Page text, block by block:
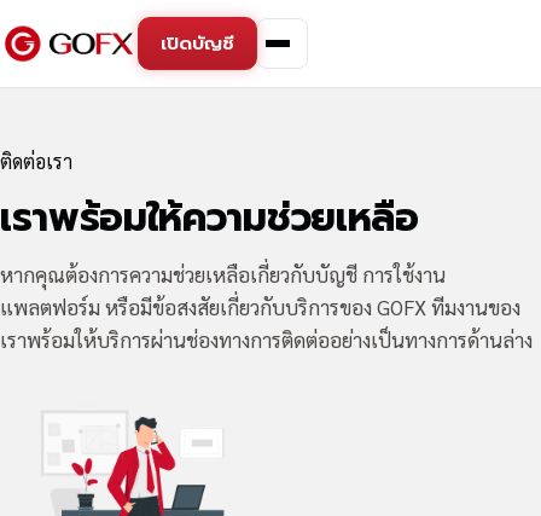
เปิดบัญชี
ติดต่อเรา
เราพร้อมให้ความช่วยเหลือ
หากคุณต้องการความช่วยเหลือเกี่ยวกับบัญชี การใช้งาน
แพลตฟอร์ม หรือมีข้อสงสัยเกี่ยวกับบริการของ GOFX ทีมงานของ
เราพร้อมให้บริการผ่านช่องทางการติดต่ออย่างเป็นทางการด้านล่าง